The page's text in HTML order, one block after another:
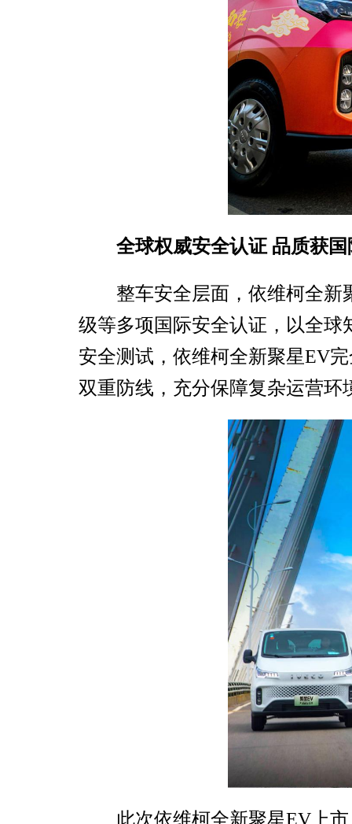
全球权威安全认证 品质获
整车安全层面，依维柯全新
级等多项国际安全认证，以全
安全测试，依维柯全新聚星EV
双重防线，充分保障复杂运营环
此次依维柯全新聚星EV上